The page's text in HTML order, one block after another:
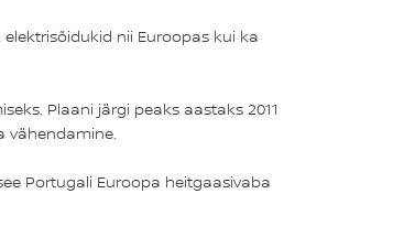
nii Euroopas kui ka
Plaani järgi peaks aastaks 2011
vähendamine.
Portugali Euroopa heitgaasivaba